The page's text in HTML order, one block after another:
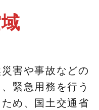
害や事故などの
緊急用務を行う
め、国土交通省